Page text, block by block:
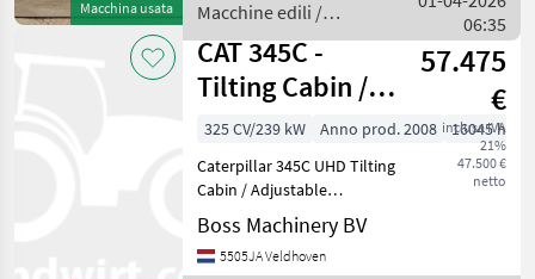
Macchina usata
Macchine edili /
CAT
06:35
CAT 345C -
Tilting Cabin /
Adjustable
Undercarriage
57.475
€
inclusa IVA
21%
47.500 €
netto
325 CV/239 kW Anno prod. 2008
16045 h
Caterpillar 345C UHD Tilting
Cabin / Adjustable
Undercarriage Year: 2008
Reference number:
BM007421 Hours: 16.045
Boss Machinery BV
5505JA Veldhoven